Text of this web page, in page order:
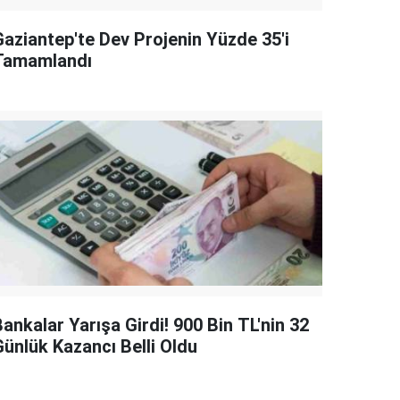
Dev Projenin Yüzde 35'i
Yarışa Girdi! 900 Bin TL'nin 32
Kazancı Belli Oldu